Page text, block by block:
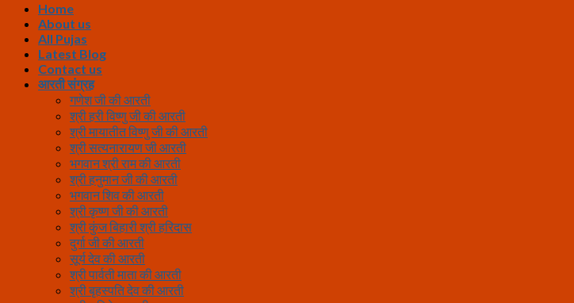
Home
About us
All Pujas
Latest Blog
Contact us
आरती संग्रह
गणेश जी की आरती
श्री हरी विष्णु जी की आरती
श्री मायातीत विष्णु जी की आरती
श्री सत्यनारायण जी आरती
भगवान श्री राम की आरती
श्री हनुमान जी की आरती
भगवान शिव की आरती
श्री कृष्ण जी की आरती
श्री कुंज बिहारी श्री हरिदास
दुर्गा जी की आरती
सूर्य देव की आरती
श्री पार्वती माता की आरती
श्री बृहस्पति देव की आरती